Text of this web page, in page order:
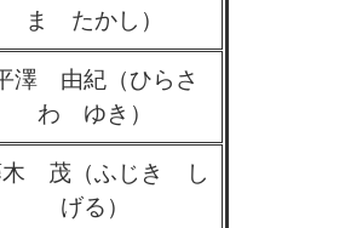
ま たかし）
澤 由紀（ひらさ
わ ゆき）
木 茂（ふじき し
げる）